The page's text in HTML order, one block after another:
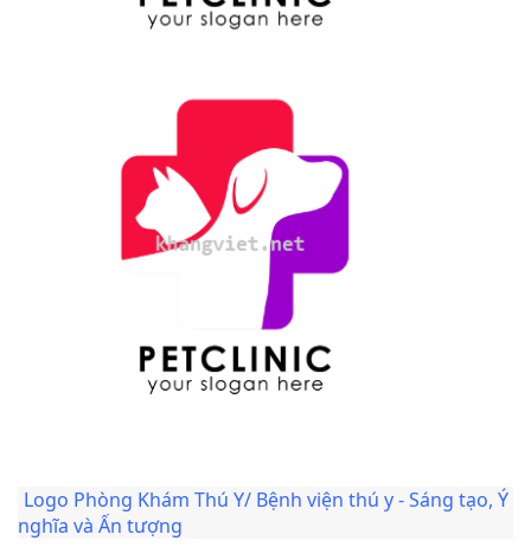
Logo Phòng Khám Thú Y/ Bệnh viện thú y - Sáng tạo, Ý
nghĩa và Ấn tượng